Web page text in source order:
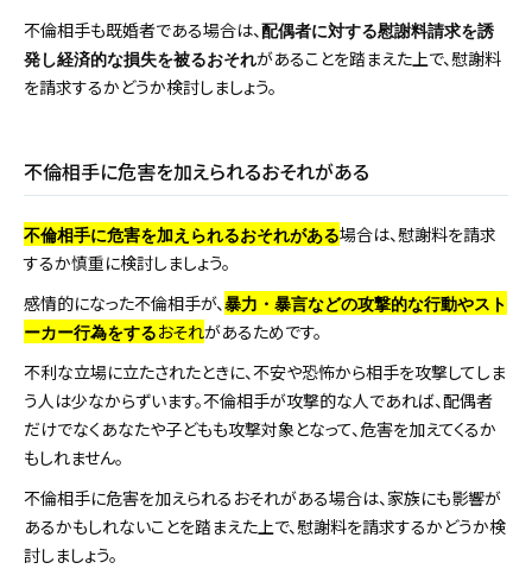
不倫相手も既婚者である場合は、 配偶者に対する慰謝料請求を誘
発し経済的な損失を被るおそれがあることを踏まえた上で、慰謝料
を請求するかどうか検討しましょう。
不倫相手に危害を加えられるおそれがある
不倫相手に危害を加えられるおそれがある場合は、慰謝料を請求
するか慎重に検討しましょう。
感情的になった不倫相手が、暴力・暴言などの攻撃的な行動やスト
ーカー行為をする おそれがあるためです。
不利な立場に立たされたときに、不安や恐怖から相手を攻撃してしま
う人は少なからずいます。不倫相手が攻撃的な人であれば、配偶者
だけでなくあなたや子どもも攻撃対象となって、危害を加えてくるか
もしれません。
不倫相手に危害を加えられるおそれがある場合は、家族にも影響が
あるかもしれないことを踏まえた上で、慰謝料を請求するかどうか検
討しましょう。